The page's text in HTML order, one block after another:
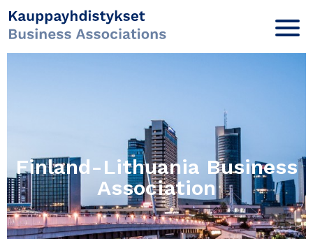
Finland-Lithuania Business
Association